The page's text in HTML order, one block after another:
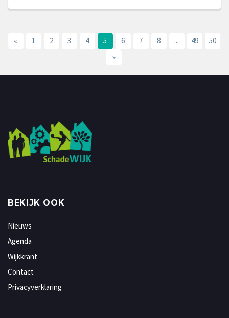
« 1 2 3 4 5 6 7 8 ... 49
50
»
BEKIJK OOK
Nieuws
Agenda
Wijkkrant
Contact
Privacyverklaring